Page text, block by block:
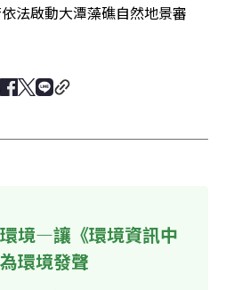
法啟動大潭藻礁自然地景審
境—讓《環境資訊中
環境發聲